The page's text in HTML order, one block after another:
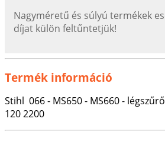
Nagyméretű és súlyú termékek
díjat külön feltűntetjük!
Termék információ
Stihl 066 - MS650 - MS660 -
120 2200